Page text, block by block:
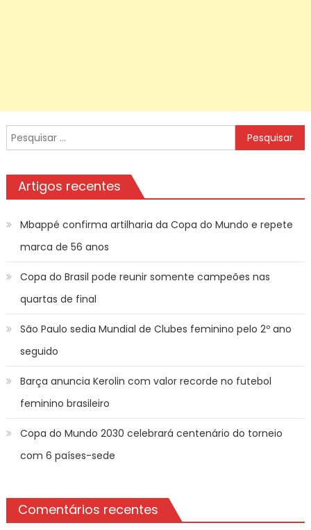
Pesquisar
por:
Artigos recentes
Mbappé confirma artilharia da Copa do Mundo e repete
marca de 56 anos
Copa do Brasil pode reunir somente campeões nas
quartas de final
São Paulo sedia Mundial de Clubes feminino pelo 2º ano
seguido
Barça anuncia Kerolin com valor recorde no futebol
feminino brasileiro
Copa do Mundo 2030 celebrará centenário do torneio
com 6 países-sede
Comentários recentes